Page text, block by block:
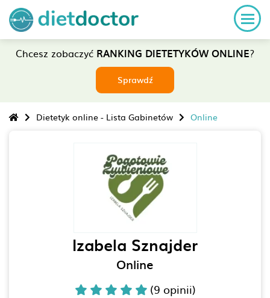
Chcesz zobaczyć RANKING DIETETYKÓW ONLINE?
Sprawdź
Dietetyk online - Lista Gabinetów Online
Izabela Sznajder
Online
(9 opinii)